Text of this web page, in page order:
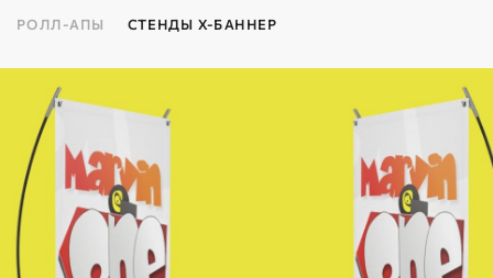
РОЛЛ-АПЫ СТЕНДЫ Х-БАННЕР